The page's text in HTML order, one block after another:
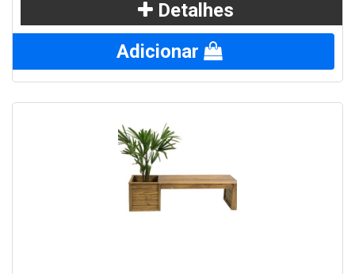
Detalhes
Adicionar